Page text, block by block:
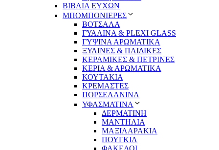
ΒΙΒΛΙΑ ΕΥΧΩΝ
ΜΠΟΜΠΟΝΙΕΡΕΣ
ΒΟΤΣΑΛΑ
ΓΥΑΛΙΝΑ & PLEXI GLASS
ΓΥΨΙΝΑ ΑΡΩΜΑΤΙΚΑ
ΞΥΛΙΝΕΣ & ΠΑΙΔΙΚΕΣ
ΚΕΡΑΜΙΚΕΣ & ΠΕΤΡΙΝΕΣ
ΚΕΡΙΑ & ΑΡΩΜΑΤΙΚΑ
ΚΟΥΤΑΚΙΑ
ΚΡΕΜΑΣΤΕΣ
ΠΟΡΣΕΛΑΝΙΝΑ
ΥΦΑΣΜΑΤΙΝA
ΔΕΡΜΑΤΙΝΗ
ΜΑΝΤΗΛΙΑ
ΜΑΞΙΛΑΡΑΚΙΑ
ΠΟΥΓΚΙΑ